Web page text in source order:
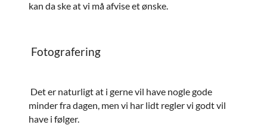
kan da ske at vi må afvise et ønske.
Fotografering
Det er naturligt at i gerne vil have nogle gode
minder fra dagen, men vi har lidt regler vi godt vil
have i følger.